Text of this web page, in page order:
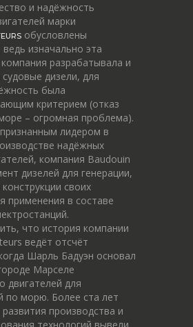
и надёжность
марки
обусловлены
ведь изначально эта
разрабатывала и
дизели, для
была
критерием (отказ
– огромная проблема).
лидером в
надёжных
компания Baudouin
дизелей для генерации,
своих
применения в составе
что история компании
ведёт отсчёт
Шарль Бадуэн основал
Марселе
двигателей для
по морю. Более ста лет
производства и